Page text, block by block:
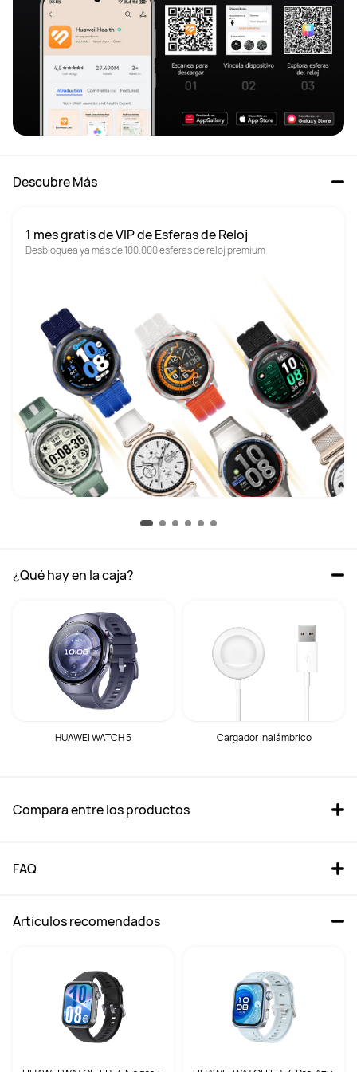
Descubre Más
1 mes gratis de VIP de Esferas de Reloj
Desbloquea ya más de 100.000 esferas de reloj premium
¿Qué hay en la caja?
HUAWEI WATCH 5 Cargador inalámbrico
Compara entre los productos
HUAWEI WATCH 5 46mm Negro
Fluoroelastómero
Desde 269,00 €
PVPR: 449,00 €
HUAWEI WATCH 4 Negro
FAQ
Artículos recomendados